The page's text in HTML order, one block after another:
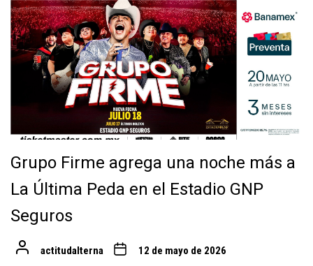
Grupo Firme agrega una noche más a
La Última Peda en el Estadio GNP
Seguros
actitudalterna 12 de mayo de 2026